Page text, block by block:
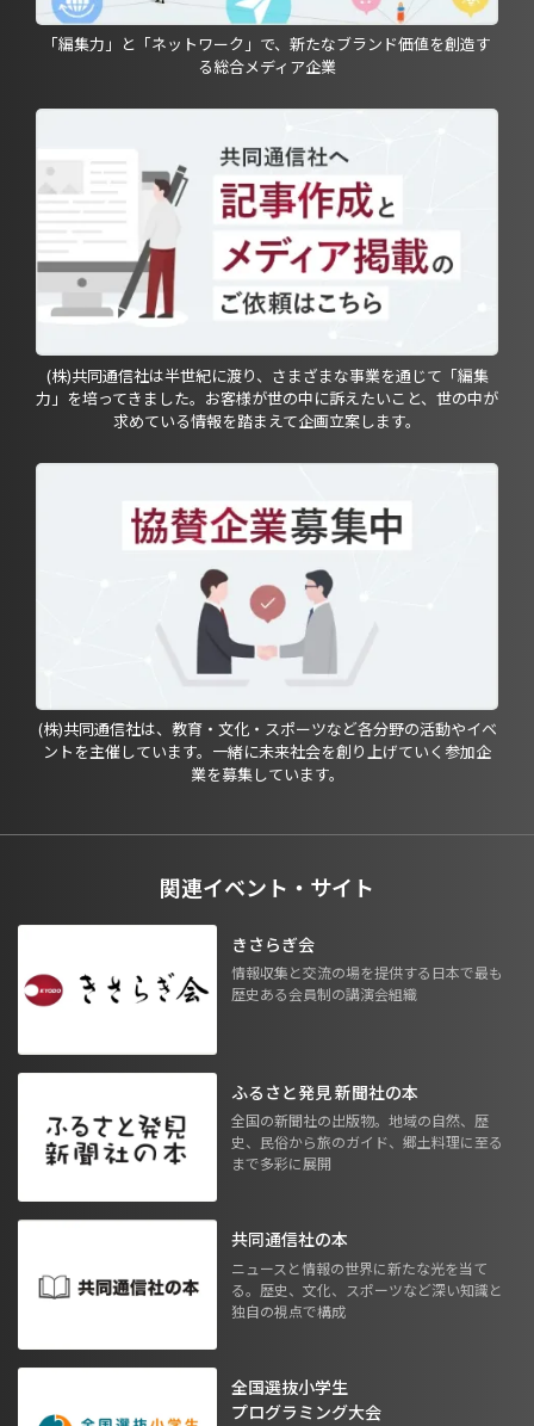
「編集力」と「ネットワーク」で、新たなブランド価値を創造す
る総合メディア企業
(株)共同通信社は半世紀に渡り、さまざまな事業を通じて「編集
力」を培ってきました。お客様が世の中に訴えたいこと、世の中が
求めている情報を踏まえて企画立案します。
(株)共同通信社は、教育・文化・スポーツなど各分野の活動やイベ
ントを主催しています。一緒に未来社会を創り上げていく参加企
業を募集しています。
関連イベント・サイト
きさらぎ会
情報収集と交流の場を提供する日本で最も
歴史ある会員制の講演会組織
ふるさと発見 新聞社の本
全国の新聞社の出版物。地域の自然、歴
史、民俗から旅のガイド、郷土料理に至る
まで多彩に展開
共同通信社の本
ニュースと情報の世界に新たな光を当て
る。歴史、文化、スポーツなど深い知識と
独自の視点で構成
全国選抜小学生
プログラミング大会